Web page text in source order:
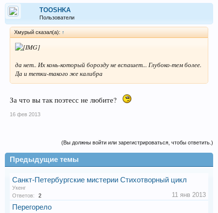
TOOSHKA
Пользователи
Хмурый сказал(а): ↑
да нет.. Их конь-который борозду не вспашет... Глубоко-тем более.
Да и тетки-такого же калибра
За что вы так поэтесс не любите?
16 фев 2013
(Вы должны войти или зарегистрироваться, чтобы ответить.)
Предыдущие темы
Санкт-Петербургские мистерии Стихотворный цикл
Укенг
Ответов:
2 11 янв 2013
Перегорело